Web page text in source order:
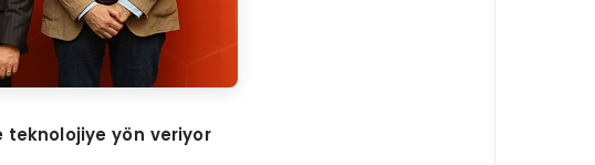
teknolojiye yön veriyor